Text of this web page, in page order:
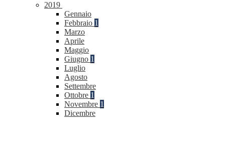
2019
Gennaio
Febbraio 1
Marzo
Aprile
Maggio
Giugno 1
Luglio
Agosto
Settembre
Ottobre 1
Novembre 1
Dicembre